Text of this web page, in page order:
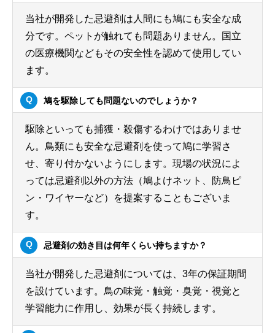
当社が開発した忌避剤は人間にも鳩にも安全な成
分です。ペットが触れても問題ありません。国立
の医療機関などもその安全性を認めて使用してい
ます。
鳩を駆除しても問題ないのでしょうか？
駆除といっても捕獲・殺傷するわけではありませ
ん。鳥類にも安全な忌避剤を使って鳩に学習さ
せ、寄り付かないようにします。現場の状況によ
っては忌避剤以外の方法（鳩よけネット、防鳥ピ
ン・ワイヤーなど）を提案することもございま
す。
忌避剤の効き目は何年くらい持ちますか？
当社が開発した忌避剤については、3年の保証期間
を設けています。鳥の味覚・触覚・臭覚・視覚と
学習能力に作用し、効果が長く持続します。